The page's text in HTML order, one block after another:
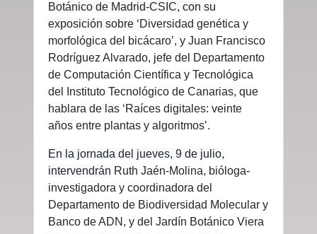
Botánico de Madrid-CSIC, con su
exposición sobre ‘Diversidad genética y
morfológica del bicácaro’, y Juan Francisco
Rodríguez Alvarado, jefe del Departamento
de Computación Científica y Tecnológica
del Instituto Tecnológico de Canarias, que
hablara de las ‘Raíces digitales: veinte
años entre plantas y algoritmos’.
En la jornada del jueves, 9 de julio,
intervendrán Ruth Jaén-Molina, bióloga-
investigadora y coordinadora del
Departamento de Biodiversidad Molecular y
Banco de ADN, y del Jardín Botánico Viera